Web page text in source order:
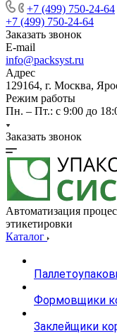
+7 (499) 750-24-64
+7 (499) 750-24-64
Заказать звонок
E-mail
info@packsyst.ru
Адрес
129164, г. Москва,
Режим работы
Пн. – Пт.: с 9:00 до
Заказать звонок
Автоматизация
этикетировки
Каталог
Формовщики
Заклейщики